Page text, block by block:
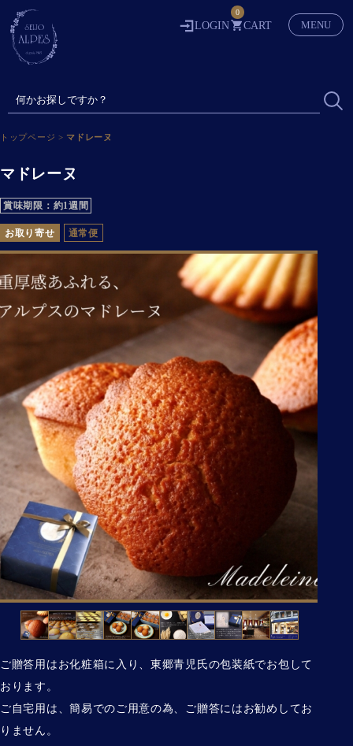
LOGIN CART
0
MENU
トップページ > マドレーヌ
マドレーヌ
賞味期限：約1週間
お取り寄せ 通常便
ご贈答用はお化粧箱に入り、東郷青児氏の包装紙でお包して
おります。
ご自宅用は、簡易でのご用意の為、ご贈答にはお勧めしてお
りません。